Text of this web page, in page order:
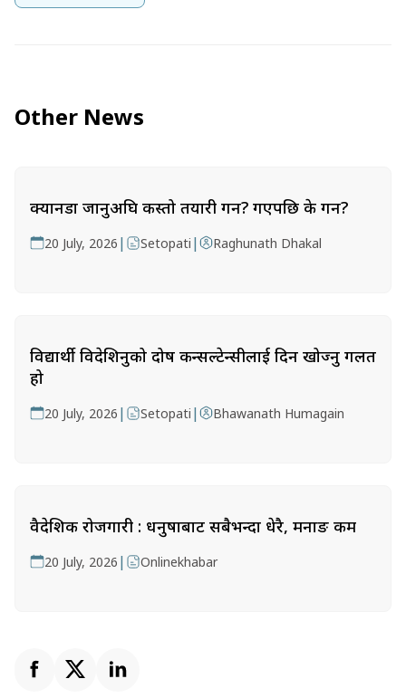
Other News
क्यानडा जानुअघि कस्तो तयारी गर्ने? गएपछि के गर्ने?
20 July, 2026 | Setopati | Raghunath Dhakal
विद्यार्थी विदेशिनुको दोष कन्सल्टेन्सीलाई दिन खोज्नु गलत
हो
20 July, 2026 | Setopati | Bhawanath Humagain
वैदेशिक रोजगारी : धनुषाबाट सबैभन्दा धेरै, मनाङ कम
20 July, 2026 | Onlinekhabar